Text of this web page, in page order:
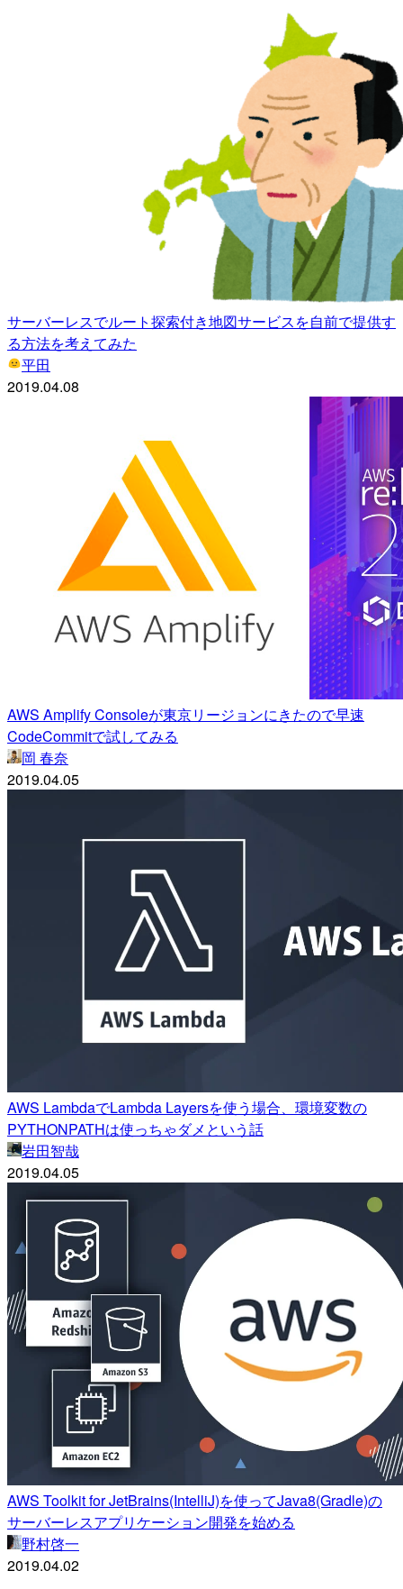
サーバーレスでルート探索付き地図サービスを自前で提供す
る方法を考えてみた
平田
2019.04.08
AWS Amplify Consoleが東京リージョンにきたので早速
CodeCommitで試してみる
岡 春奈
2019.04.05
AWS LambdaでLambda Layersを使う場合、環境変数の
PYTHONPATHは使っちゃダメという話
岩田智哉
2019.04.05
AWS Toolkit for JetBrains(IntelliJ)を使ってJava8(Gradle)の
サーバーレスアプリケーション開発を始める
野村啓一
2019.04.02